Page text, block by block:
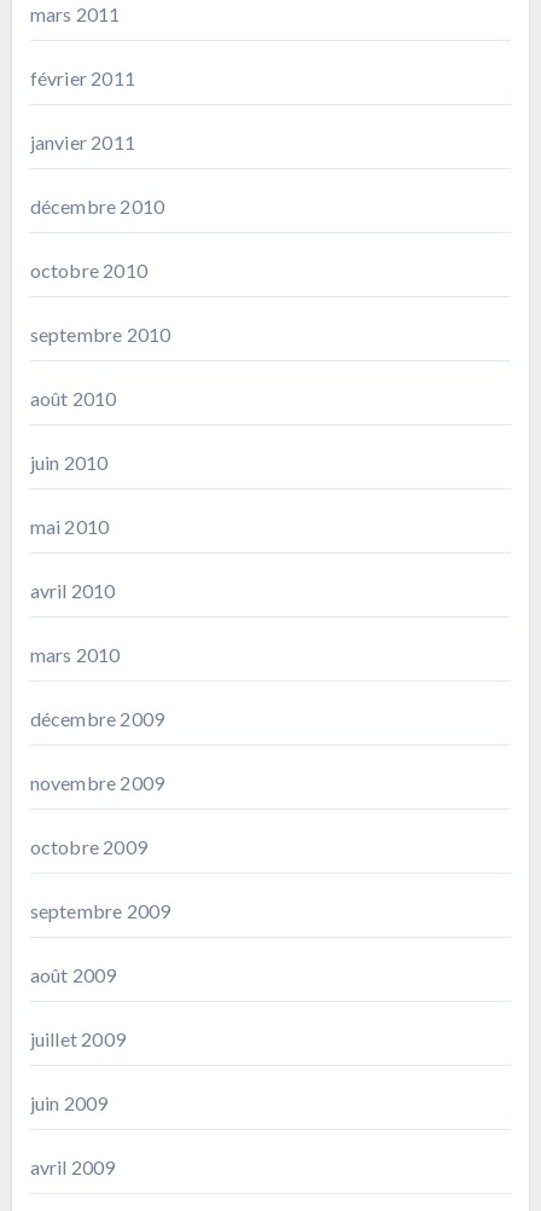
mars 2011
février 2011
janvier 2011
décembre 2010
octobre 2010
septembre 2010
août 2010
juin 2010
mai 2010
avril 2010
mars 2010
décembre 2009
novembre 2009
octobre 2009
septembre 2009
août 2009
juillet 2009
juin 2009
avril 2009